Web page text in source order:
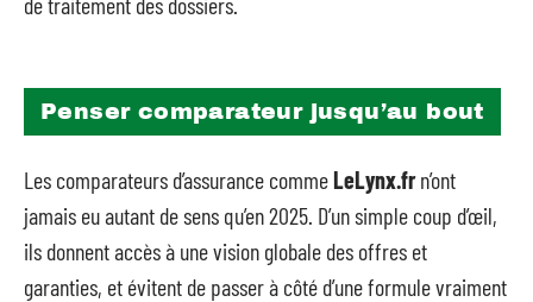
Penser comparateur jusqu’au bout
Les comparateurs d’assurance commeLeLynx.frn’ont
jamais eu autant de sens qu’en 2025. D’un simple coup d’œil,
ils donnent accès à une vision globale des offres et
garanties, et évitent de passer à côté d’une formule vraiment